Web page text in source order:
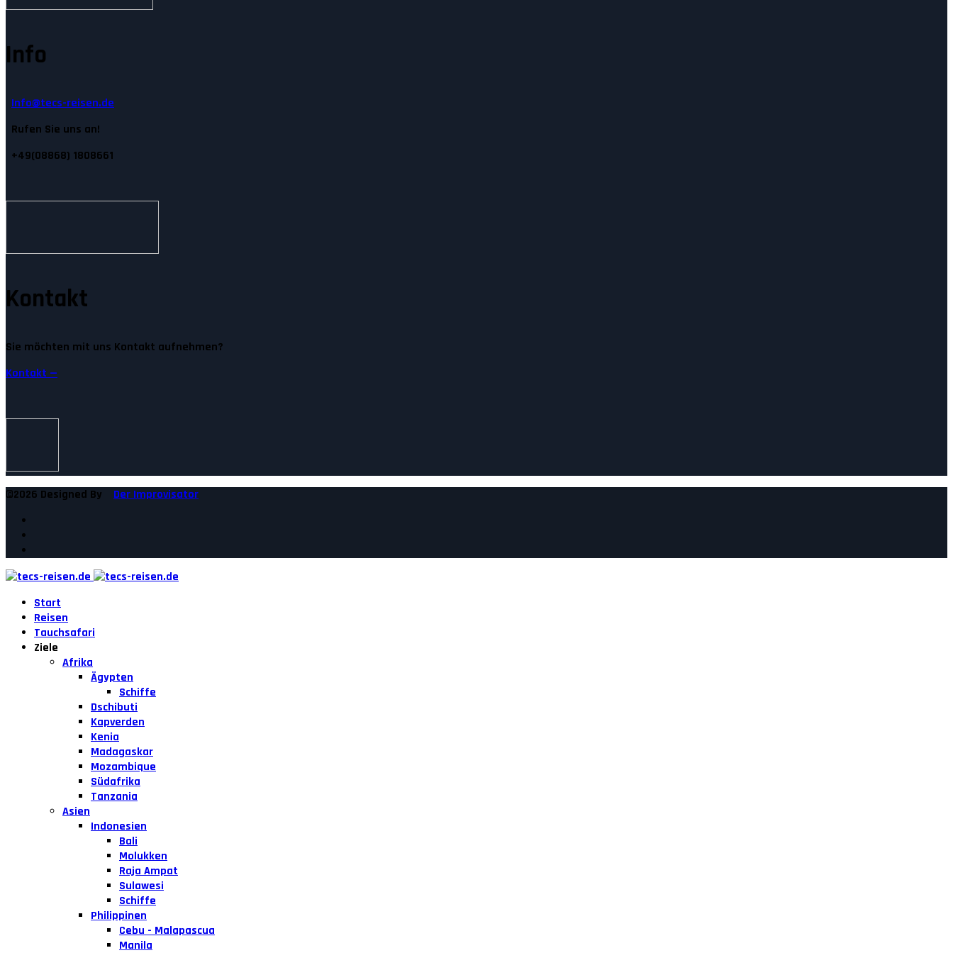
Info
Info@tecs-reisen.de
Rufen Sie uns an!
+49(08868) 1808661
Kontakt
Sie möchten mit uns Kontakt aufnehmen?
Kontakt —
©2026 Designed By Der Improvisator
Start
Reisen
Tauchsafari
Ziele
Afrika
Ägypten
Schiffe
Dschibuti
Kapverden
Kenia
Madagaskar
Mozambique
Südafrika
Tanzania
Asien
Indonesien
Bali
Molukken
Raja Ampat
Sulawesi
Schiffe
Philippinen
Cebu - Malapascua
Manila